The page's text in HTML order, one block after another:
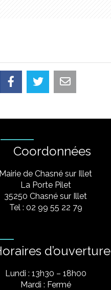
Coordonnées
Mairie de Chasné sur Illet
La Porte Pilet
35250 Chasné sur Illet
Tel : 02 99 55 22 79
d’ouverture
Lundi : 13h30 – 18h00
Mardi : Fermé